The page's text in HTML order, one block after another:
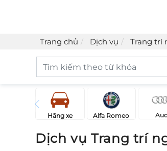
Trang chủ Dịch vụ Trang trí
Hãng xe Alfa Romeo
Dịch vụ Trang trí